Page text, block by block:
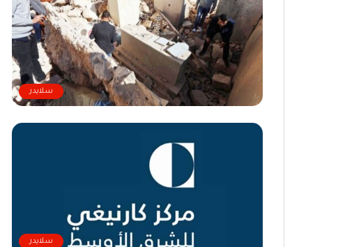
سلايدر
سلايدر